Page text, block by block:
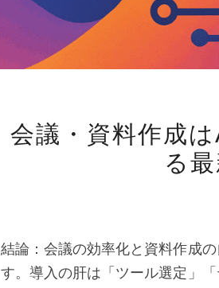
会議・資料作成
る
結論：会議の効率化と資料作成
す。導入の肝は「ツール選定」